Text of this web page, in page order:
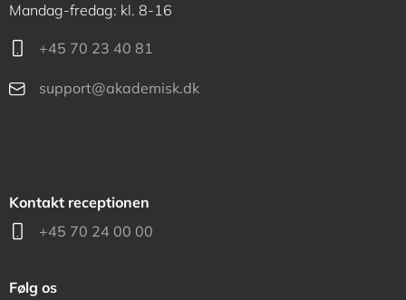
Mandag-fredag: kl. 8-16
+45 70 23 40 81
support@akademisk.dk
Kontakt receptionen
+45 70 24 00 00
Følg os